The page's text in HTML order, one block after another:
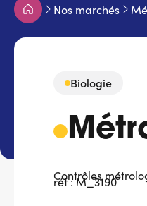
Fil
d'Ariane
Nos marchés
Biologie
Contrôles
réf : M_3190